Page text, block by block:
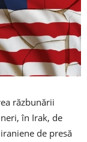
răzbunării
în Irak, de
de presă